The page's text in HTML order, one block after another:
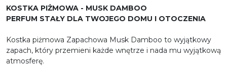
KOSTKA PIŻMOWA - MUSK DAMBOO
PERFUM STAŁY DLA TWOJEGO DOMU I OTOCZENIA
Kostka piżmowa Zapachowa Musk Damboo to wyjątkowy
zapach, który przemieni każde wnętrze i nada mu wyjątkową
atmosferę.